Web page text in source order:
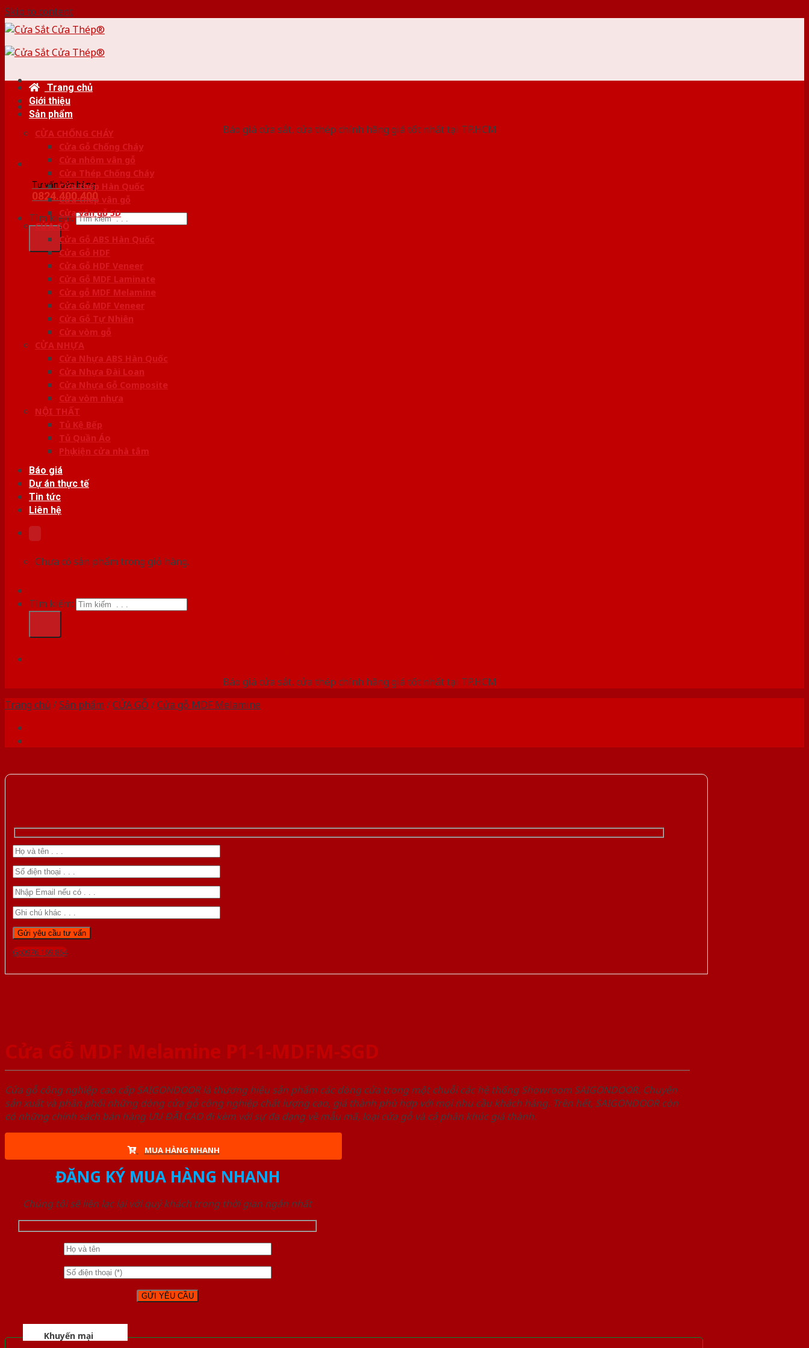
Skip to content
Báo giá cửa sắt, cửa thép chính hãng giá tốt nhất tại TP.HCM
Tư vấn bán hàng
0824.400.400
Tìm kiếm:
Trang chủ
Giới thiệu
Sản phẩm
CỬA CHỐNG CHÁY
Cửa Gỗ Chống Cháy
Cửa nhôm vân gỗ
Cửa Thép Chống Cháy
Cửa thép Hàn Quốc
Cửa thép vân gỗ
Cửa vân gỗ 5D
CỬA GỖ
Cửa Gỗ ABS Hàn Quốc
Cửa Gỗ HDF
Cửa Gỗ HDF Veneer
Cửa Gỗ MDF Laminate
Cửa gỗ MDF Melamine
Cửa Gỗ MDF Veneer
Cửa Gỗ Tự Nhiên
Cửa vòm gỗ
CỬA NHỰA
Cửa Nhựa ABS Hàn Quốc
Cửa Nhựa Đài Loan
Cửa Nhựa Gỗ Composite
Cửa vòm nhựa
NỘI THẤT
Tủ Kệ Bếp
Tủ Quần Áo
Phụ kiện cửa nhà tắm
Báo giá
Dự án thực tế
Tin tức
Liên hệ
Chưa có sản phẩm trong giỏ hàng.
Tìm kiếm:
Báo giá cửa sắt, cửa thép chính hãng giá tốt nhất tại TP.HCM
Trang chủ /Sản phẩm /CỬA GỖ /Cửa gỗ MDF Melamine
Gọi 0976.169.864
Cửa Gỗ MDF Melamine P1-1-MDFM-SGD
Cửa gỗ công nghiệp cao cấp SAIGONDOOR là thương hiệu sản phẩm các dòng cửa trong một chuỗi các hệ thống Showroom SAIGONDOOR. Chuyên
sản xuất và phân phối những dòng cửa gỗ công nghiệp chất lượng cao, giá thành phù hợp với mọi nhu cầu khách hàng. Trên hết, SAIGONDOOR còn
có những chính sách bán hàng ƯU ĐÃI CAO đi kèm với sự đa dạng về mẫu mã, loại cửa gỗ và cả phân khúc giá thành.
MUA HÀNG NHANH
ĐĂNG KÝ MUA HÀNG NHANH
Chúng tôi sẽ liên lạc lại với quý khách trong thời gian ngắn nhất
Khuyến mại